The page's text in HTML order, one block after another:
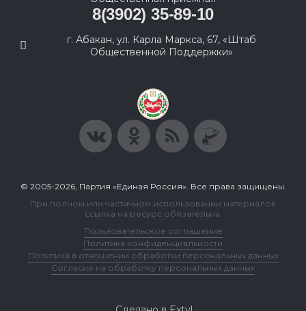
8(3902) 35-89-10
г. Абакан, ул. Карла Маркса, 67, «Штаб
Общественной Поддержки»
© 2005-2026, Партия «Единая Россия». Все права защищены.
При полном или частичном использовании материалов
ссылка на ресурс обязательна.
Пользовательское соглашение
Политика конфиденциальности
Политика в отношении обработки персональных данных
Согласие на обработку персональных данных